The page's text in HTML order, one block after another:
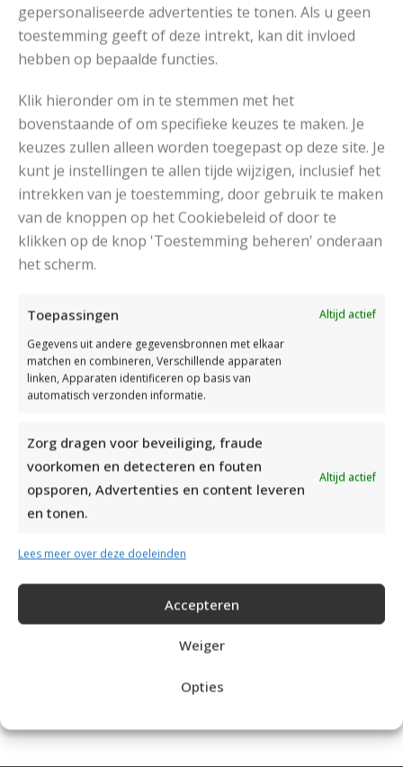
gepersonaliseerde advertenties te tonen. Als u geen
toestemming geeft of deze intrekt, kan dit invloed
hebben op bepaalde functies.
Klik hieronder om in te stemmen met het
bovenstaande of om specifieke keuzes te maken. Je
keuzes zullen alleen worden toegepast op deze site. Je
kunt je instellingen te allen tijde wijzigen, inclusief het
intrekken van je toestemming, door gebruik te maken
van de knoppen op het Cookiebeleid of door te
klikken op de knop 'Toestemming beheren' onderaan
het scherm.
Toepassingen
Altijd actief
Gegevens uit andere gegevensbronnen met elkaar
matchen en combineren, Verschillende apparaten
linken, Apparaten identificeren op basis van
automatisch verzonden informatie.
Zorg dragen voor beveiliging, fraude
voorkomen en detecteren en fouten
opsporen, Advertenties en content leveren
en tonen.
Altijd actief
Lees meer over deze doeleinden
Accepteren
Weiger
Opties